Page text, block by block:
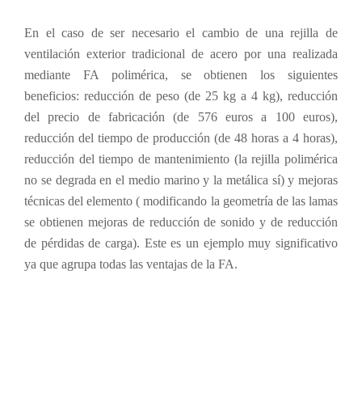
En el caso de ser necesario el cambio de una rejilla de
ventilación exterior tradicional de acero por una realizada
mediante FA polimérica, se obtienen los siguientes
beneficios: reducción de peso (de 25 kg a 4 kg), reducción
del precio de fabricación (de 576 euros a 100 euros),
reducción del tiempo de producción (de 48 horas a 4 horas),
reducción del tiempo de mantenimiento (la rejilla polimérica
no se degrada en el medio marino y la metálica sí) y mejoras
técnicas del elemento ( modificando la geometría de las lamas
se obtienen mejoras de reducción de sonido y de reducción
de pérdidas de carga). Este es un ejemplo muy significativo
ya que agrupa todas las ventajas de la FA.